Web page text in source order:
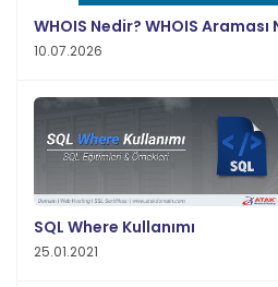
WHOIS Nedir? WHOIS Araması
10.07.2026
SQL Where Kullanımı
25.01.2021